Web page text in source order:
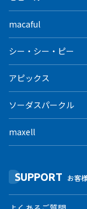
macaful
シー・シー・ピー
アピックス
ソーダスパークル
maxell
SUPPORT お客